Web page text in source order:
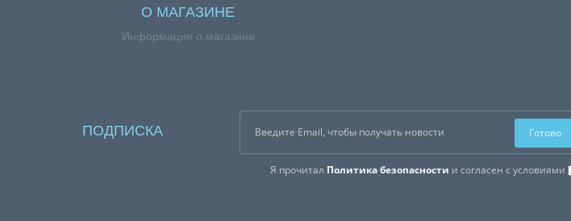
О МАГАЗИНЕ
Информация о магазине
ПОДПИСКА
Я прочитал Политика безопасности и согласен с условиями
Готово